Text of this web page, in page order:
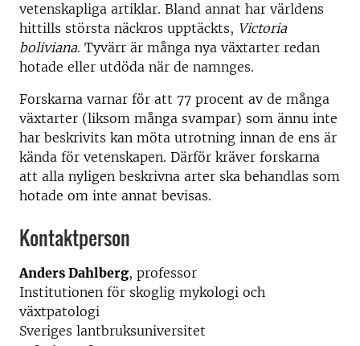
vetenskapliga artiklar. Bland annat har världens
hittills största näckros upptäckts, Victoria
boliviana. Tyvärr är många nya växtarter redan
hotade eller utdöda när de namnges.
Forskarna varnar för att 77 procent av de många
växtarter (liksom många svampar) som ännu inte
har beskrivits kan möta utrotning innan de ens är
kända för vetenskapen. Därför kräver forskarna
att alla nyligen beskrivna arter ska behandlas som
hotade om inte annat bevisas.
Kontaktperson
Anders Dahlberg, professor
Institutionen för skoglig mykologi och
växtpatologi
Sveriges lantbruksuniversitet